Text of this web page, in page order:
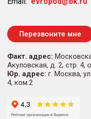
Перезвоните мне
Факт. адрес:
Акуловская, д. 2, стр. 4,
Юр. адрес: г. Москва,
4, ком.2